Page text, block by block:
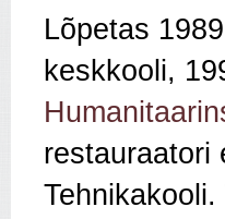
Lõpetas
keskkooli,
restauraatori